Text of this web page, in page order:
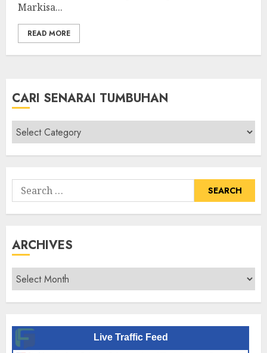
Markisa...
READ MORE
CARI SENARAI TUMBUHAN
Cari
Senarai
Tumbuhan
Search
for:
ARCHIVES
Archives
Live Traffic Feed